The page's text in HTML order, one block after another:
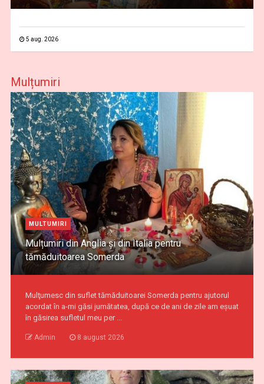
5 aug. 2026
Mulțumiri
MULTUMIRI
Mulțumiri din Anglia și din Italia pentru
tămăduitoarea Somerda
Mulţumesc din suflet tămăduitoarei Somerda pentru ajutorul
acordat în a-mi găsi jumătatea, după ce de ani de zile am eşuat
în găsirea sufletul meu per ...
Admin 8 august 2026